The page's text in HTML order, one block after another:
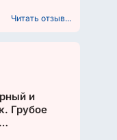
Читать отзыв...
и
Грубое